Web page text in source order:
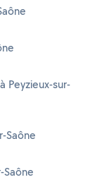
Peyzieux-sur-
Saône
Saône